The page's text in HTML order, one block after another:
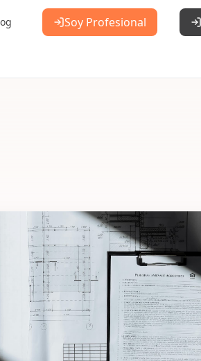
Soy Profesional